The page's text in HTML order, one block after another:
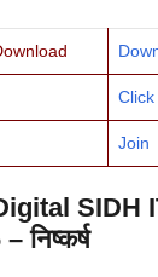
Join
SIDH
निष्कर्ष